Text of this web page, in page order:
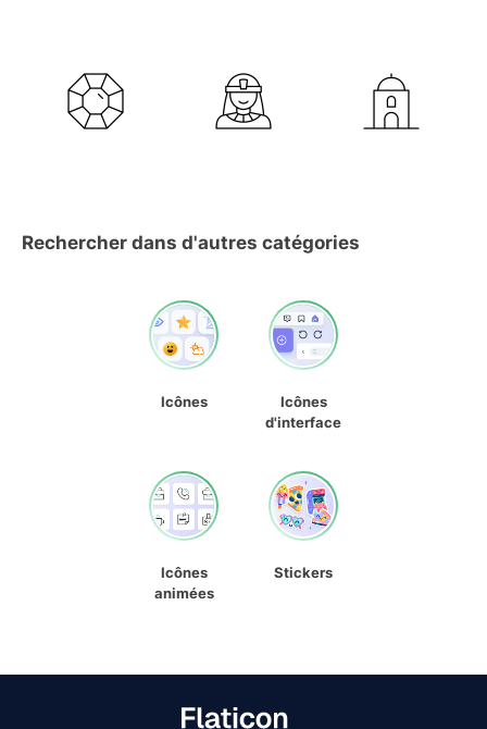
Rechercher dans d'autres catégories
Icônes
Icônes
d'interface
Icônes
animées
Stickers